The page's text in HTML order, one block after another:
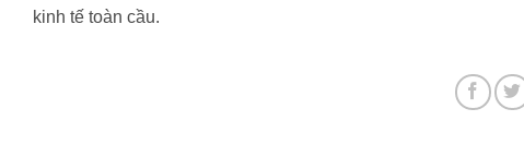
kinh tế toàn cầu.